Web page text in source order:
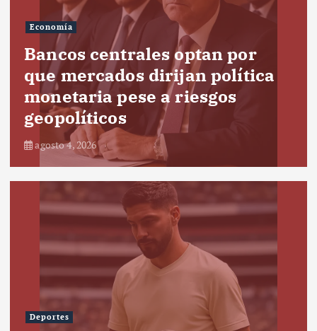
Economía
Bancos centrales optan por
que mercados dirijan política
monetaria pese a riesgos
geopolíticos
agosto 4, 2026
Deportes